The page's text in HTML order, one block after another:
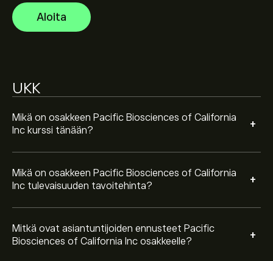
Aloita
UKK
Mikä on osakkeen Pacific Biosciences of California
Inc kurssi tänään?
+
Mikä on osakkeen Pacific Biosciences of California
Inc tulevaisuuden tavoitehinta?
+
Mitkä ovat asiantuntijoiden ennusteet Pacific
Biosciences of California Inc osakkeelle?
+
talousraportteihin ja odotettuun kasvuun. Katso
viimeisimmät ennusteet tulevaisuuden
hintamuutoksille.
Perustuen 4 analyytikon suosituksiin koskien PACB
on Pidä.